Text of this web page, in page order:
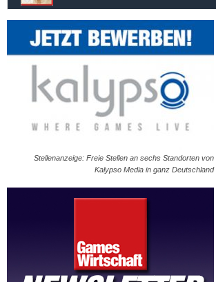
Stellenanzeige: Freie Stellen an sechs Standorten von
Kalypso Media in ganz Deutschland